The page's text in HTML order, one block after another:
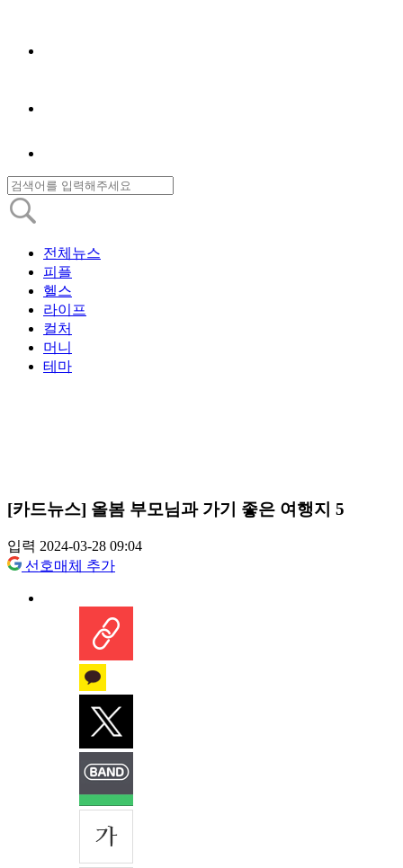
전체뉴스
피플
헬스
라이프
컬처
머니
테마
[카드뉴스] 올봄 부모님과 가기 좋은 여행지 5
입력 2024-03-28 09:04
선호매체 추가